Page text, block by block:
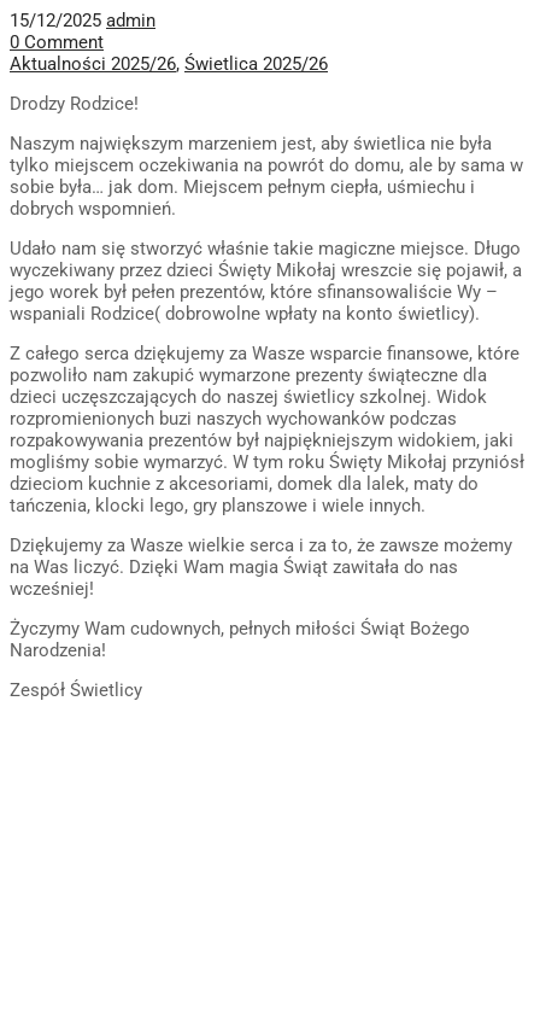
15/12/2025 admin
0 Comment
Aktualności 2025/26, Świetlica 2025/26
Drodzy Rodzice!
Naszym największym marzeniem jest, aby świetlica nie była
tylko miejscem oczekiwania na powrót do domu, ale by sama w
sobie była… jak dom. Miejscem pełnym ciepła, uśmiechu i
dobrych wspomnień.
Udało nam się stworzyć właśnie takie magiczne miejsce. Długo
wyczekiwany przez dzieci Święty Mikołaj wreszcie się pojawił, a
jego worek był pełen prezentów, które sfinansowaliście Wy –
wspaniali Rodzice( dobrowolne wpłaty na konto świetlicy).
Z całego serca dziękujemy za Wasze wsparcie finansowe, które
pozwoliło nam zakupić wymarzone prezenty świąteczne dla
dzieci uczęszczających do naszej świetlicy szkolnej. Widok
rozpromienionych buzi naszych wychowanków podczas
rozpakowywania prezentów był najpiękniejszym widokiem, jaki
mogliśmy sobie wymarzyć. W tym roku Święty Mikołaj przyniósł
dzieciom kuchnie z akcesoriami, domek dla lalek, maty do
tańczenia, klocki lego, gry planszowe i wiele innych.
Dziękujemy za Wasze wielkie serca i za to, że zawsze możemy
na Was liczyć. Dzięki Wam magia Świąt zawitała do nas
wcześniej!
Życzymy Wam cudownych, pełnych miłości Świąt Bożego
Narodzenia!
Zespół Świetlicy